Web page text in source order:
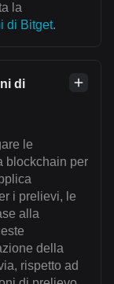
la
di Bitget.
di
le
blockchain per
i prelievi, le
alla
della
rispetto ad